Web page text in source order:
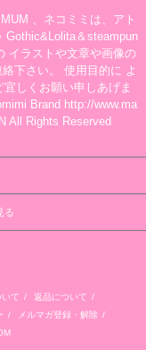
、ネコミミは、アト
Gothic&Lolita＆steampun
イラストや文章や画像の
下さい。 使用目的に よ
しくお願い申しあげま
Brand http://www.ma
All Rights Reserved
る
て / 返品について /
/ メルマガ登録・解除 /